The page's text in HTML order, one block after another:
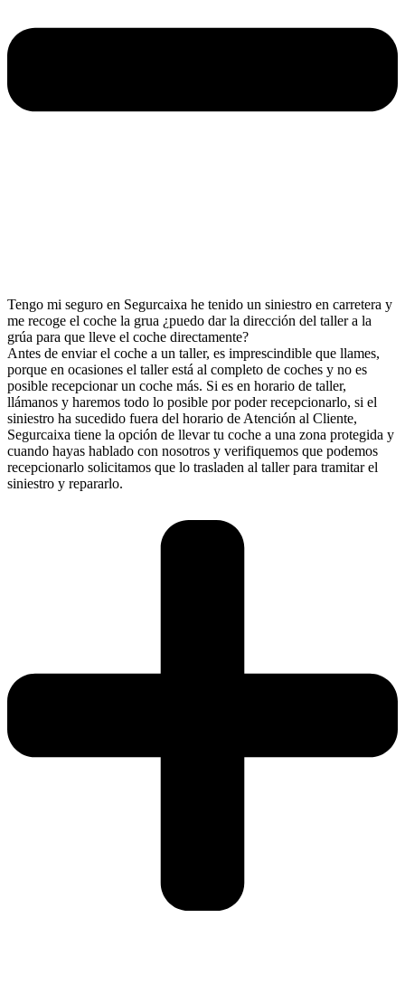
Tengo mi seguro en Segurcaixa he tenido un siniestro en carretera y
me recoge el coche la grua ¿puedo dar la dirección del taller a la
grúa para que lleve el coche directamente?
Antes de enviar el coche a un taller, es imprescindible que llames,
porque en ocasiones el taller está al completo de coches y no es
posible recepcionar un coche más. Si es en horario de taller,
llámanos y haremos todo lo posible por poder recepcionarlo, si el
siniestro ha sucedido fuera del horario de Atención al Cliente,
Segurcaixa tiene la opción de llevar tu coche a una zona protegida y
cuando hayas hablado con nosotros y verifiquemos que podemos
recepcionarlo solicitamos que lo trasladen al taller para tramitar el
siniestro y repararlo.